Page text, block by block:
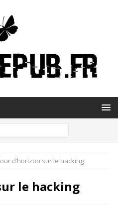
d’horizon sur le hacking
le hacking